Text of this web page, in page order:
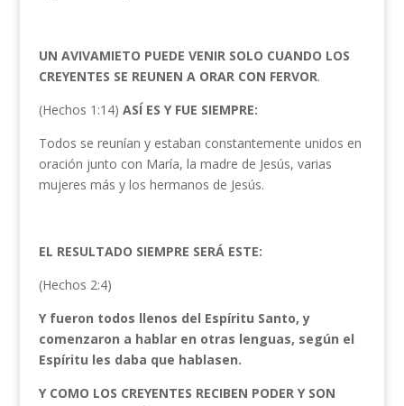
UN AVIVAMIETO PUEDE VENIR SOLO CUANDO LOS
CREYENTES SE REUNEN A ORAR CON FERVOR.
(Hechos 1:14) ASÍ ES Y FUE SIEMPRE:
Todos se reunían y estaban constantemente unidos en
oración junto con María, la madre de Jesús, varias
mujeres más y los hermanos de Jesús.
EL RESULTADO SIEMPRE SERÁ ESTE:
(Hechos 2:4)
Y fueron todos llenos del Espíritu Santo, y
comenzaron a hablar en otras lenguas, según el
Espíritu les daba que hablasen.
Y COMO LOS CREYENTES RECIBEN PODER Y SON